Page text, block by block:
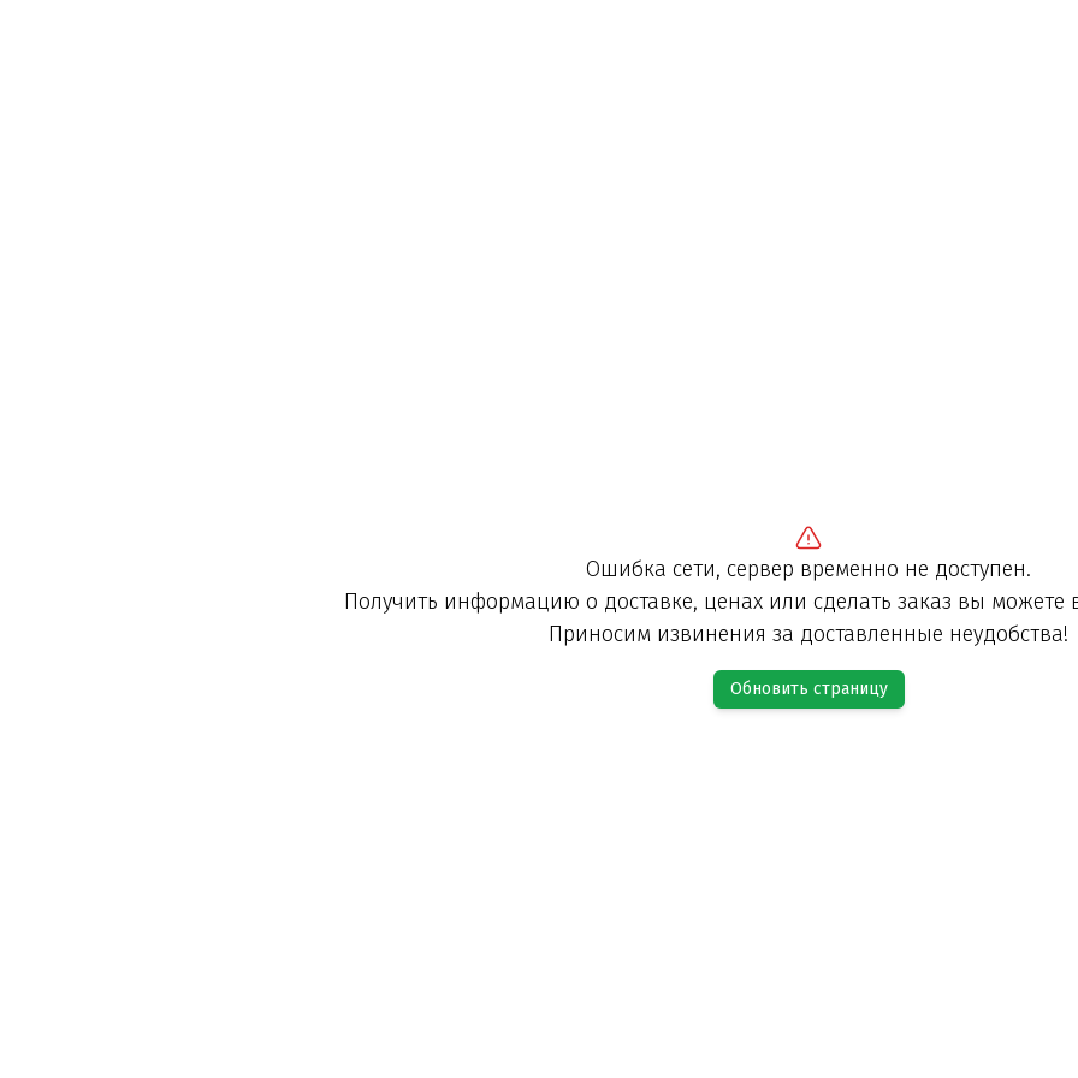
Ошибка сети, сервер временно не доступен.
Получить информацию о доставке, ценах или сделать заказ вы можете
Приносим извинения за доставленные неудобства!
Обновить страницу